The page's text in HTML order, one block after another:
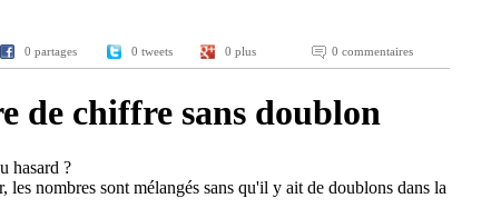
0 partages 0 tweets 0 plus 0 commentaires
de chiffre sans doublon
hasard ?
nombres sont mélangés sans qu'il y ait de doublons dans la